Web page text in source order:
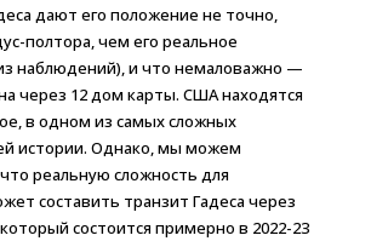
дают его положение не точно,
полтора, чем его реальное
наблюдений), и что немаловажно —
через 12 дом карты. США находятся
в одном из самых сложных
истории. Однако, мы можем
реальную сложность для
составить транзит Гадеса через
состоится примерно в 2022-23